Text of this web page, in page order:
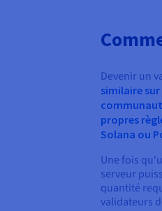
Devenir un
similaire
propres
Solana ou
Une fois
serveur
quantité
validateurs